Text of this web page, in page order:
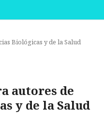
Biológicas y de la Salud
autores de
y de la Salud